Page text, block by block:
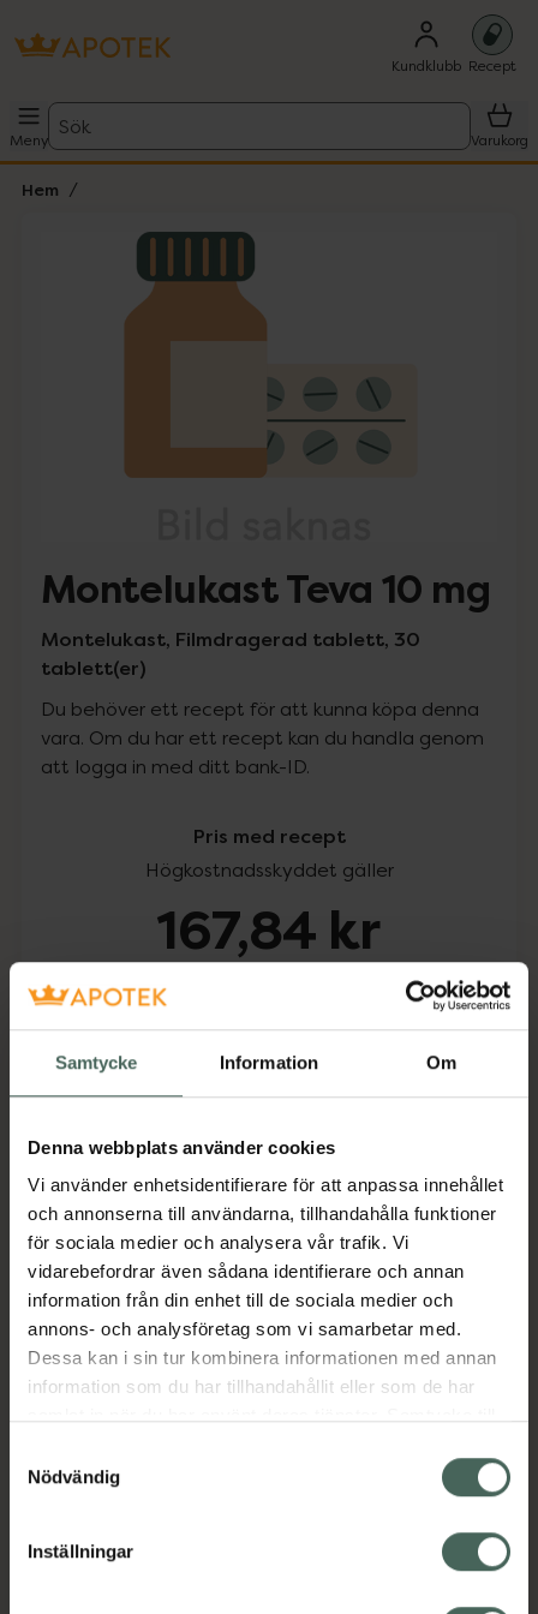
Samtycke Information Om
Denna webbplats använder cookies
Vi använder enhetsidentifierare för att anpassa innehållet
och annonserna till användarna, tillhandahålla funktioner
för sociala medier och analysera vår trafik. Vi
vidarebefordrar även sådana identifierare och annan
information från din enhet till de sociala medier och
annons- och analysföretag som vi samarbetar med.
Dessa kan i sin tur kombinera informationen med annan
information som du har tillhandahållit eller som de har
återkalla ditt samtycke via webbplatsens
cookieinställningar. Ett återkallat samtycke påverkar inte
lagligheten av behandling som skett innan återkallelsen.
Nödvändig
Inställningar
Kundklubb Recept
Meny
Sök
Varukorg
Hem
Lista: . Innehåller 1 objekt.
Montelukast Teva 10 mg
Montelukast, Filmdragerad tablett, 30
tablett(er)
Du behöver ett recept för att kunna köpa denna
vara. Om du har ett recept kan du handla genom
att logga in med ditt bank-ID.
Pris med recept
Högkostnadsskyddet gäller
167,84 kr
Köp via ditt recept
Beskrivning Dölj
Läs alltid bipacksedeln innan
användning.
EAN:07046263996721
Visa